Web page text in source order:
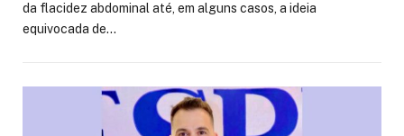
da flacidez abdominal até, em alguns casos, a ideia
equivocada de…